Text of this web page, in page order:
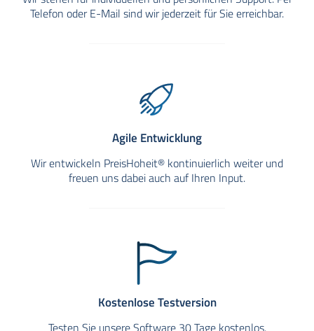
Telefon oder E-Mail sind wir jederzeit für Sie erreichbar.
Agile Entwicklung
Wir entwickeln PreisHoheit® kontinuierlich weiter und
freuen uns dabei auch auf Ihren Input.
Kostenlose Testversion
Testen Sie unsere Software 30 Tage kostenlos.